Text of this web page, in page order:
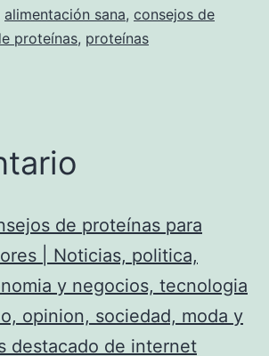
alimentación sana, consejos de
proteínas, proteínas
de proteínas para
| Noticias, politica,
y negocios, tecnologia
opinion, sociedad, moda y
destacado de internet